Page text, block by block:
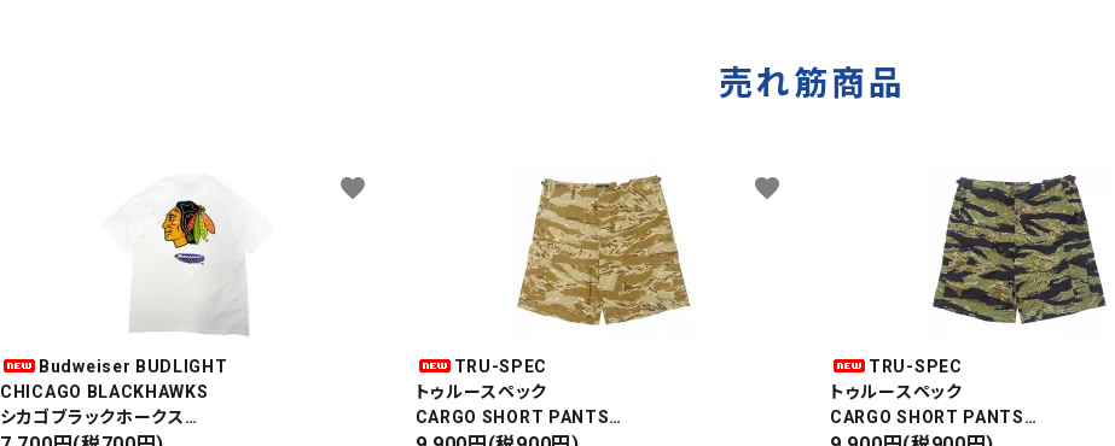
売れ筋商品
Budweiser BUDLIGHT
CHICAGO BLACKHAWKS
シカゴブラックホークス
favorite
TRU-SPEC
トゥルースペック
CARGO SHORT PANTS
favorite
TRU-SPEC
トゥルースペック
CARGO SHORT PANTS